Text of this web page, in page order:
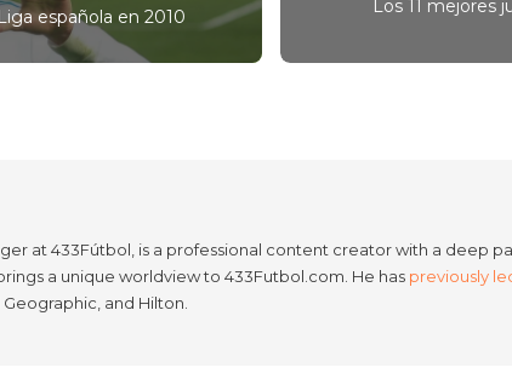
española en 2010
Los 11 mejores
at 433Fútbol, is a professional content creator with a deep
a unique worldview to 433Futbol.com. He has previously
and Hilton.